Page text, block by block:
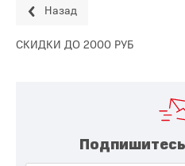
Назад
СКИДКИ ДО 2000 РУБ